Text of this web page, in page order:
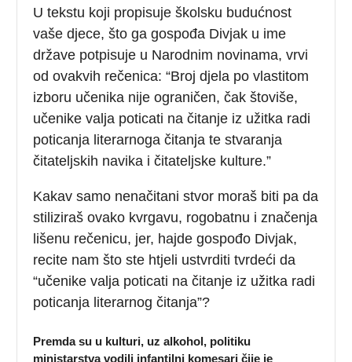
U tekstu koji propisuje školsku budućnost
vaše djece, što ga gospođa Divjak u ime
države potpisuje u Narodnim novinama, vrvi
od ovakvih rečenica: “Broj djela po vlastitom
izboru učenika nije ograničen, čak štoviše,
učenike valja poticati na čitanje iz užitka radi
poticanja literarnoga čitanja te stvaranja
čitateljskih navika i čitateljske kulture.”
Kakav samo nenačitani stvor moraš biti pa da
stiliziraš ovako kvrgavu, rogobatnu i značenja
lišenu rečenicu, jer, hajde gospođo Divjak,
recite nam što ste htjeli ustvrditi tvrdeći da
“učenike valja poticati na čitanje iz užitka radi
poticanja literarnog čitanja”?
Premda su u kulturi, uz alkohol, politiku
ministarstva vodili infantilni komesari čije je